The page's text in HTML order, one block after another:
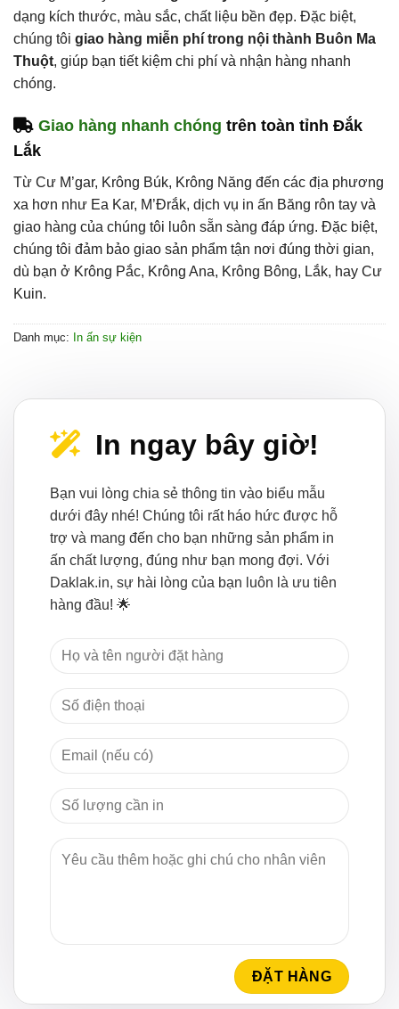
dạng kích thước, màu sắc, chất liệu bền đẹp. Đặc biệt,
chúng tôi giao hàng miễn phí trong nội thành Buôn Ma
Thuột, giúp bạn tiết kiệm chi phí và nhận hàng nhanh
chóng.
Giao hàng nhanh chóng trên toàn tỉnh Đắk
Lắk
Từ Cư M’gar, Krông Búk, Krông Năng đến các địa phương
xa hơn như Ea Kar, M’Đrắk, dịch vụ in ấn Băng rôn tay và
giao hàng của chúng tôi luôn sẵn sàng đáp ứng. Đặc biệt,
chúng tôi đảm bảo giao sản phẩm tận nơi đúng thời gian,
dù bạn ở Krông Pắc, Krông Ana, Krông Bông, Lắk, hay Cư
Kuin.
Danh mục: In ấn sự kiện
In ngay bây giờ!
Bạn vui lòng chia sẻ thông tin vào biểu mẫu
dưới đây nhé! Chúng tôi rất háo hức được hỗ
trợ và mang đến cho bạn những sản phẩm in
ấn chất lượng, đúng như bạn mong đợi. Với
Daklak.in, sự hài lòng của bạn luôn là ưu tiên
hàng đầu! 🌟